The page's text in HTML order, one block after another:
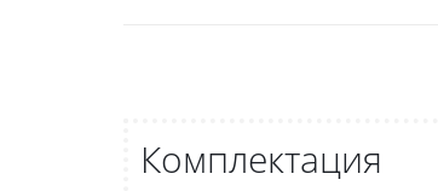
Комплектация